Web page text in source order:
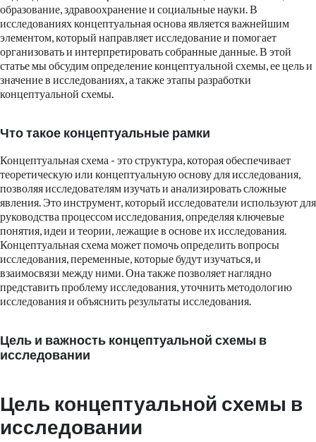
образование, здравоохранение и социальные науки. В
исследованиях концептуальная основа является важнейшим
элементом, который направляет исследование и помогает
организовать и интерпретировать собранные данные. В этой
статье мы обсудим определение концептуальной схемы, ее цель и
значение в исследованиях, а также этапы разработки
концептуальной схемы.
Что такое концептуальные рамки
Концептуальная схема - это структура, которая обеспечивает
теоретическую или концептуальную основу для исследования,
позволяя исследователям изучать и анализировать сложные
явления. Это инструмент, который исследователи используют для
руководства процессом исследования, определяя ключевые
понятия, идеи и теории, лежащие в основе их исследования.
Концептуальная схема может помочь определить вопросы
исследования, переменные, которые будут изучаться, и
взаимосвязи между ними. Она также позволяет наглядно
представить проблему исследования, уточнить методологию
исследования и объяснить результаты исследования.
Цель и важность концептуальной схемы в
исследовании
Цель концептуальной схемы в
исследовании